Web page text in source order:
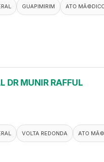
GUAPIMIRIM ATO
DR MUNIR RAFFUL
VOLTA REDONDA ATO